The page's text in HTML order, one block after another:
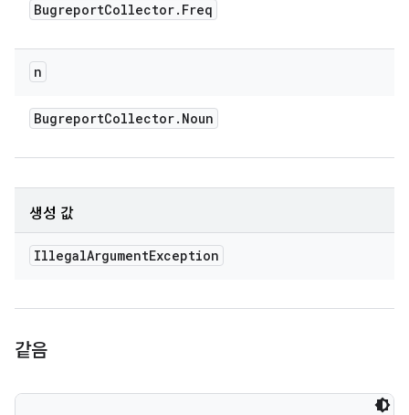
BugreportCollector. Freq
n
BugreportCollector. Noun
생성 값
IllegalArgumentException
같음